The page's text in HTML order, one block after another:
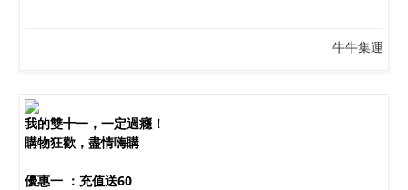
牛牛集運
我的雙十一，一定過癮！
購物狂歡，盡情嗨購
優惠一 ：充值送60